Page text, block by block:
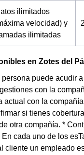
ilimitados
velocidad) y
ilimitadas
en Zotes del
puede acudir
con la
actual con la
si tienes
otra compañía. *
cada uno de los
cliente un empleado